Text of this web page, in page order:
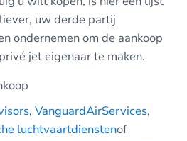
uw derde partij
ondernemen om de aankoop
jet eigenaar te maken.
, VanguardAirServices,
luchtvaartdienstenof